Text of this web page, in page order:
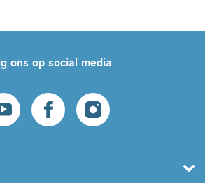
ons op social media